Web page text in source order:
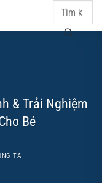
& Trải Nghiệm
Bé
TA